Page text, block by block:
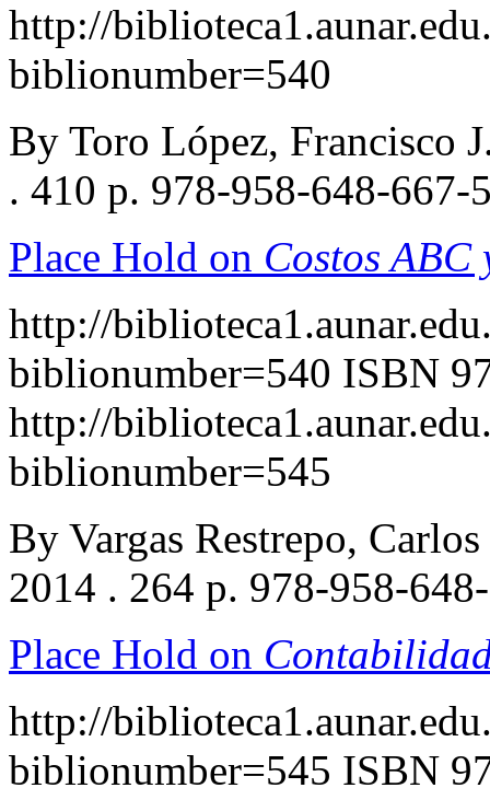
http://
biblionumber=540
By Toro López, Francisco
. 410 p. 978-958-648-667-
Place Hold on Costos ABC
http://
biblionumber=540 ISBN
http://
biblionumber=545
By Vargas Restrepo,
2014 . 264 p. 978-958-
Place Hold on
http://
biblionumber=545 ISBN